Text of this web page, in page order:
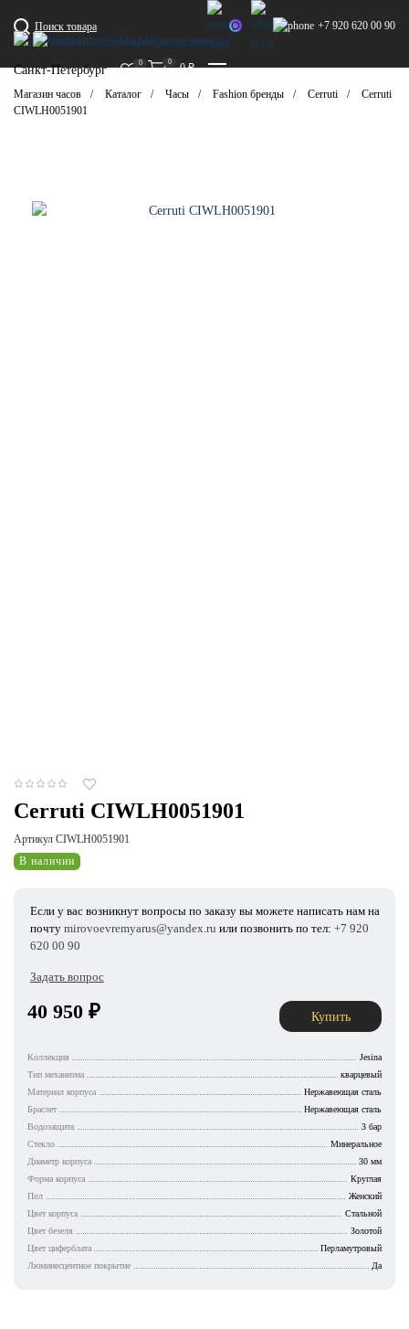
Поиск товара +7 920 620 00 90
Санкт-Петербург
0 0 0 ₽
Магазин часов Каталог Часы Fashion бренды Cerruti
Cerruti
CIWLH0051901
Cerruti CIWLH0051901
Артикул CIWLH0051901
В наличии
Если у вас возникнут вопросы по заказу вы можете написать нам на
почту mirovoevremyarus@yandex.ru или позвонить по тел: +7 920
620 00 90
Задать вопрос
40 950 ₽ Купить
Коллекция
Jesina
Тип механизма
кварцевый
Материал корпуса
Нержавеющая сталь
Браслет
Нержавеющая сталь
Водозащита
3 бар
Стекло
Минеральное
Диаметр корпуса
30 мм
Форма корпуса
Круглая
Пол
Женский
Цвет корпуса
Стальной
Цвет безеля
Золотой
Цвет циферблата
Перламутровый
Люминесцентное покрытие
Да